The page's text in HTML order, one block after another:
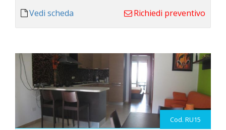
Vedi scheda Richiedi preventivo
Cod. RU15